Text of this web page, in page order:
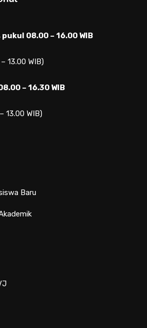
08.00 – 16.00 WIB
13.00 WIB)
– 16.30 WIB
13.00 WIB)
Baru